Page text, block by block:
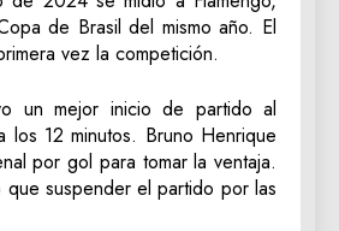
de Brasil del mismo año. El
vez la competición.
un mejor inicio de partido al
los 12 minutos. Bruno Henrique
por gol para tomar la ventaja.
que suspender el partido por las